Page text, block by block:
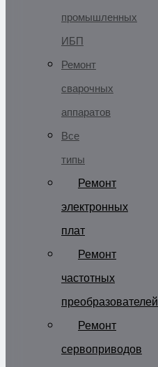
промышленных
ИБП
Ремонт
сварочных
аппаратов
Все
типы
Ремонт
электронных
плат
Ремонт
частотных
преобразователей
Ремонт
сервоприводов